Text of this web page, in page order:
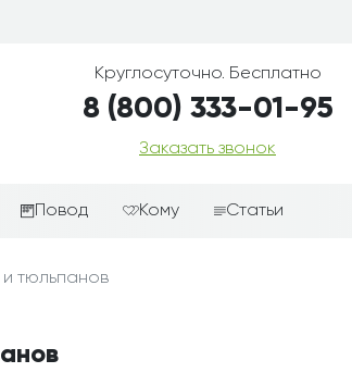
Круглосуточно. Бесплатно
8 (800) 333-01-95
Заказать звонок
Повод
День рождения
Кому Статьи
и тюльпанов